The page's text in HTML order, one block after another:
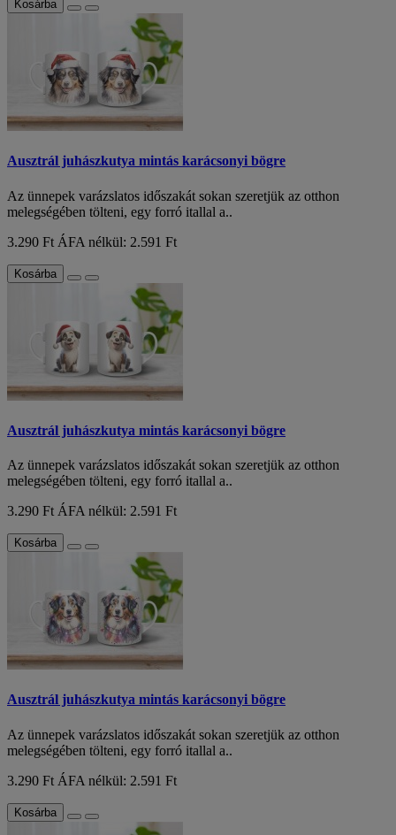
Kosárba
Ausztrál juhászkutya mintás karácsonyi bögre
Az ünnepek varázslatos időszakát sokan szeretjük az otthon
melegségében tölteni, egy forró itallal a..
3.290 Ft ÁFA nélkül: 2.591 Ft
Kosárba
Ausztrál juhászkutya mintás karácsonyi bögre
Az ünnepek varázslatos időszakát sokan szeretjük az otthon
melegségében tölteni, egy forró itallal a..
3.290 Ft ÁFA nélkül: 2.591 Ft
Kosárba
Ausztrál juhászkutya mintás karácsonyi bögre
Az ünnepek varázslatos időszakát sokan szeretjük az otthon
melegségében tölteni, egy forró itallal a..
3.290 Ft ÁFA nélkül: 2.591 Ft
Kosárba